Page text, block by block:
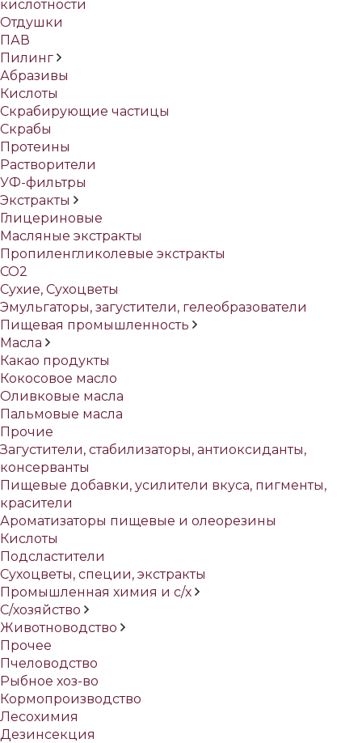
кислотности
Отдушки
ПАВ
Пилинг
Абразивы
Кислоты
Скрабирующие частицы
Скрабы
Протеины
Растворители
УФ-фильтры
Экстракты
Глицериновые
Масляные экстракты
Пропиленгликолевые экстракты
СО2
Сухие, Сухоцветы
Эмульгаторы, загустители, гелеобразователи
Пищевая промышленность
Масла
Какао продукты
Кокосовое масло
Оливковые масла
Пальмовые масла
Прочие
Загустители, стабилизаторы, антиоксиданты,
консерванты
Пищевые добавки, усилители вкуса, пигменты,
красители
Ароматизаторы пищевые и олеорезины
Кислоты
Подсластители
Сухоцветы, специи, экстракты
Промышленная химия и с/х
С/хозяйство
Животноводство
Прочее
Пчеловодство
Рыбное хоз-во
Кормопроизводство
Лесохимия
Дезинсекция